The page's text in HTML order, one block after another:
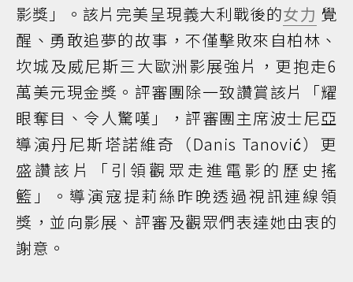
影獎」。該片完美呈現義大利戰後的女力 覺
醒、勇敢追夢的故事，不僅擊敗來自柏林、
坎城及威尼斯三大歐洲影展強片，更抱走6
萬美元現金獎。評審團除一致讚賞該片「耀
眼奪目、令人驚嘆」，評審團主席波士尼亞
導演丹尼斯塔諾維奇（Danis Tanović）更
盛讚該片「引領觀眾走進電影的歷史搖
籃」。導演寇提莉絲昨晚透過視訊連線領
獎，並向影展、評審及觀眾們表達她由衷的
謝意。